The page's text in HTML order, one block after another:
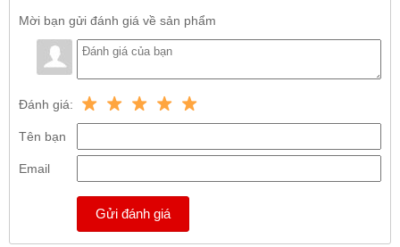
Mời bạn gửi đánh giá về sản phẩm
Đánh giá:
Tên bạn
Email
Gửi đánh giá